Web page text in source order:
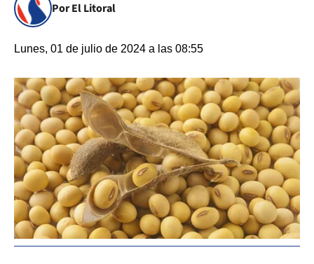
Por El Litoral
Lunes, 01 de julio de 2024 a las 08:55